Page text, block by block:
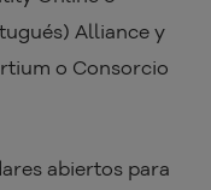
Alliance y
o Consorcio
abiertos para